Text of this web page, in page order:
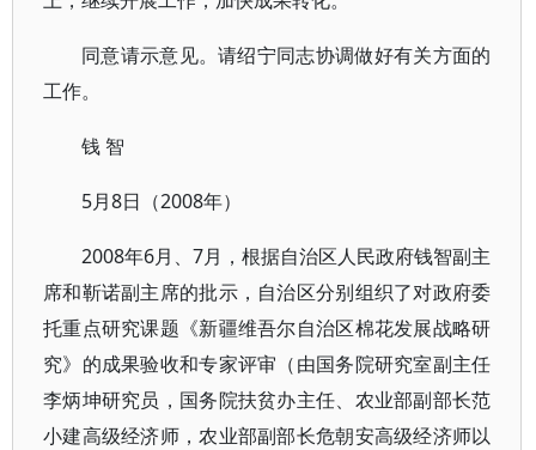
同意请示意见。请绍宁同志协调做好有关方面的
工作。
钱 智
5月8日（2008年）
2008年6月、7月，根据自治区人民政府钱智副主
席和靳诺副主席的批示，自治区分别组织了对政府委
托重点研究课题《新疆维吾尔自治区棉花发展战略研
究》的成果验收和专家评审（由国务院研究室副主任
李炳坤研究员，国务院扶贫办主任、农业部副部长范
小建高级经济师，农业部副部长危朝安高级经济师以